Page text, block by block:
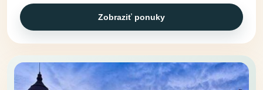
Zobraziť ponuky